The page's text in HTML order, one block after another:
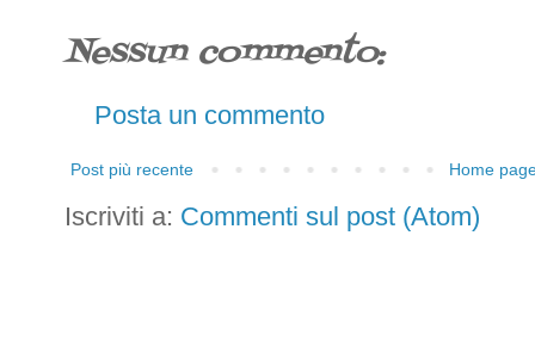
Nessun commento:
Posta un commento
Post più recente Home
Iscriviti a: Commenti sul post (Atom)